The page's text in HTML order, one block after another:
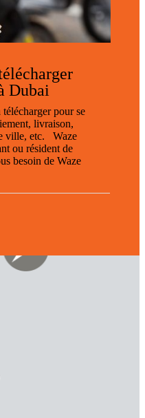
Dubai
pour se
livraison,
ville, etc. Waze
ou résident de
besoin de Waze